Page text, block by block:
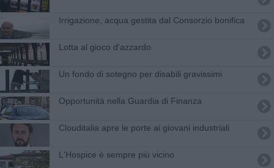
Irrigazione, acqua gestita dal Consorzio bonifica
Lotta al gioco d'azzardo
Un fondo di sotegno per disabili gravissimi
Opportunità nella Guardia di Finanza
Clouditalia apre le porte ai giovani industriali
L'Hospice è sempre più vicino